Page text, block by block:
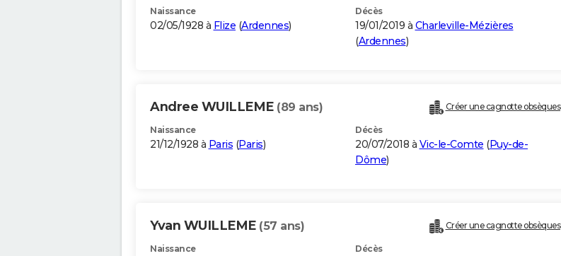
Naissance
02/05/1928 à Flize (Ardennes)
Décès
19/01/2019 à Charleville-Mézières
(Ardennes)
Andree WUILLEME (89 ans) Créer une cagnotte obsèques
Naissance
21/12/1928 à Paris (Paris)
Décès
20/07/2018 à Vic-le-Comte (Puy-de-
Dôme)
Yvan WUILLEME (57 ans) Créer une cagnotte obsèques
Naissance Décès